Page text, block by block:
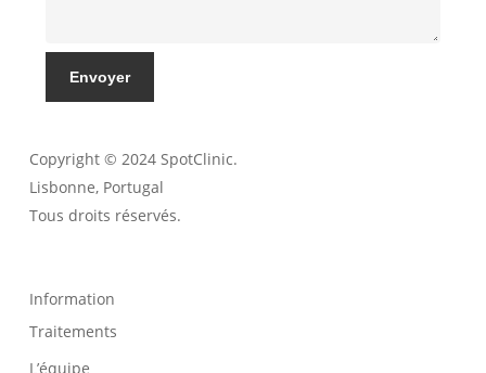
Envoyer
Copyright © 2024 SpotClinic.
Lisbonne, Portugal
Tous droits réservés.
Information
Traitements
L’équipe